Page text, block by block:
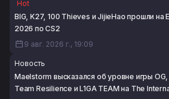
Hot
BIG, K27, 100 Thieves и JijieHao прошли на
2026 по CS2
9 авг. 2026 г., 19:09
Новость
Maelstorm высказался об уровне игры
Team Resilience и L1GA TEAM на The